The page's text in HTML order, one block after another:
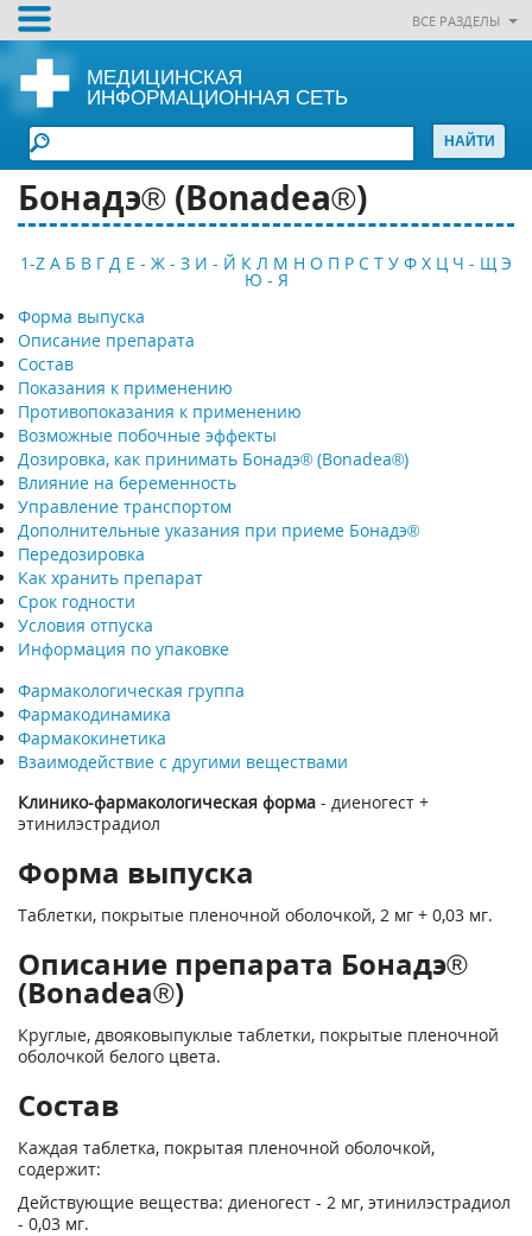
ВСЕ РАЗДЕЛЫ
МЕДИЦИНСКАЯ
ИНФОРМАЦИОННАЯ СЕТЬ
Бонадэ® (Bonadea®)
1-Z А Б В Г Д Е - Ж - З И - Й К Л М Н О П Р С Т У Ф Х Ц Ч - Щ Э
Ю - Я
Форма выпуска
Описание препарата
Состав
Показания к применению
Противопоказания к применению
Возможные побочные эффекты
Дозировка, как принимать Бонадэ® (Bonadea®)
Влияние на беременность
Управление транспортом
Дополнительные указания при приеме Бонадэ®
Передозировка
Как хранить препарат
Срок годности
Условия отпуска
Информация по упаковке
Фармакологическая группа
Фармакодинамика
Фармакокинетика
Взаимодействие с другими веществами
Клинико-фармакологическая форма - диеногест +
этинилэстрадиол
Форма выпуска
Таблетки, покрытые пленочной оболочкой, 2 мг + 0,03 мг.
Описание препарата Бонадэ®
(Bonadea®)
Круглые, двояковыпуклые таблетки, покрытые пленочной
оболочкой белого цвета.
Состав
Каждая таблетка, покрытая пленочной оболочкой,
содержит:
Действующие вещества: диеногест - 2 мг, этинилэстрадиол
- 0,03 мг.